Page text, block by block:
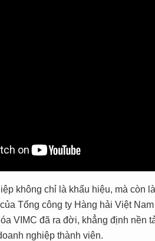
không chỉ là khẩu hiệu, mà còn
Tổng công ty Hàng hải Việt
VIMC đã ra đời, khẳng định nền
nghiệp thành viên.